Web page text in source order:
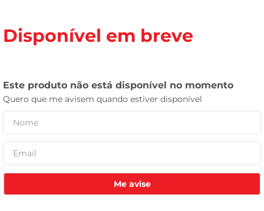
Disponível em breve
Me avise
vinho
celular